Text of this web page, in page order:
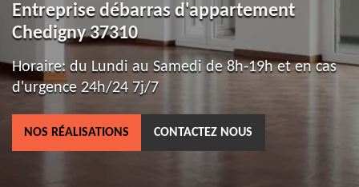
Entreprise débarras d'appartement
Chedigny 37310
Horaire: du Lundi au Samedi de 8h-19h et en cas
d'urgence 24h/24 7j/7
NOS RÉALISATIONS CONTACTEZ NOUS